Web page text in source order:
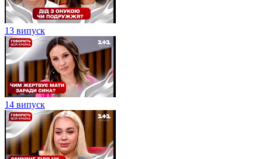
13 випуск
14 випуск